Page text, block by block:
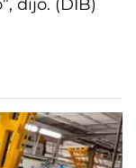
dijo. (DIB)